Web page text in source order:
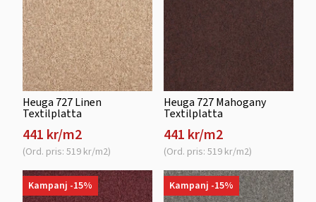
Heuga 727 Linen
Textilplatta
441 kr/m2
(Ord. pris: 519 kr/m2)
Heuga 727 Mahogany
Textilplatta
441 kr/m2
(Ord. pris: 519 kr/m2)
Kampanj -15% Kampanj -15%